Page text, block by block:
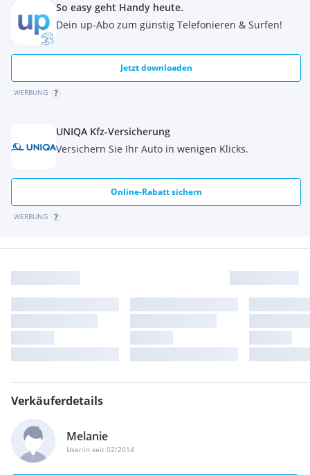
So easy geht Handy heute.
Dein up-Abo zum günstig Telefonieren & Surfen!
Jetzt downloaden
WERBUNG
UNIQA Kfz-Versicherung
Versichern Sie Ihr Auto in wenigen Klicks.
Online-Rabatt sichern
WERBUNG
Verkäuferdetails
Melanie
User:in seit 02/2014